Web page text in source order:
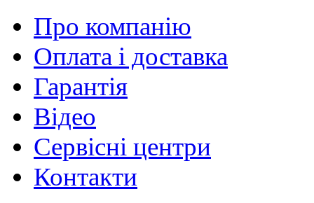
Про компанію
Оплата і доставка
Гарантія
Відео
Сервісні центри
Контакти